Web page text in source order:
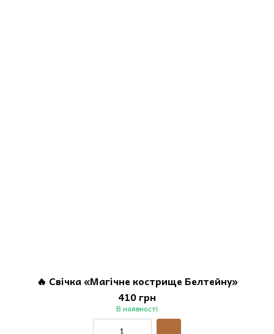
🔥 Свічка «Магічне кострище Белтейну»
410 грн
В наявності